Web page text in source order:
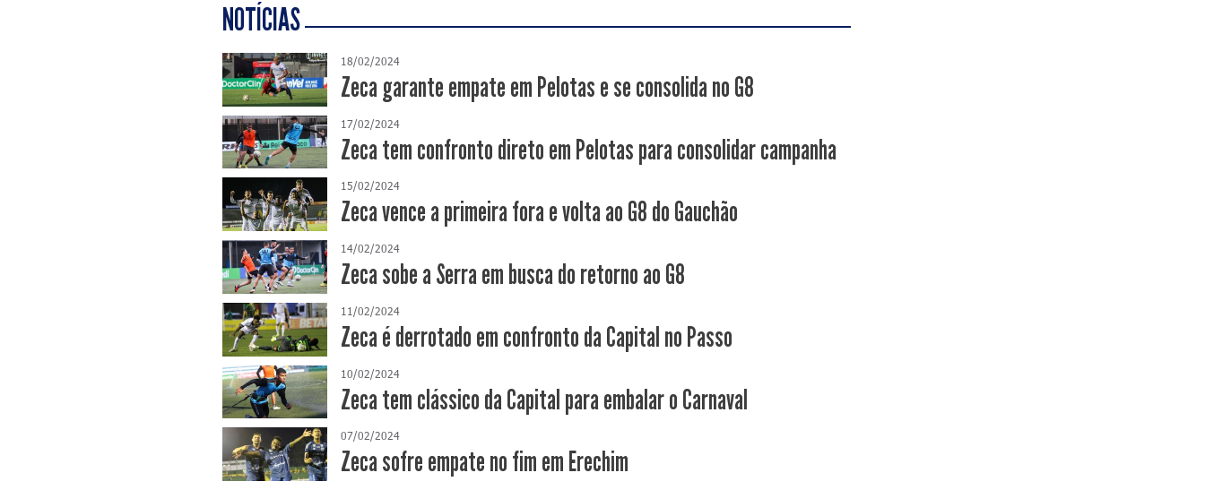
NOTÍCIAS
18/02/2024
Zeca garante empate em Pelotas e se consolida no G8
17/02/2024
Zeca tem confronto direto em Pelotas para consolidar campanha
15/02/2024
Zeca vence a primeira fora e volta ao G8 do Gauchão
14/02/2024
Zeca sobe a Serra em busca do retorno ao G8
11/02/2024
Zeca é derrotado em confronto da Capital no Passo
10/02/2024
Zeca tem clássico da Capital para embalar o Carnaval
07/02/2024
Zeca sofre empate no fim em Erechim